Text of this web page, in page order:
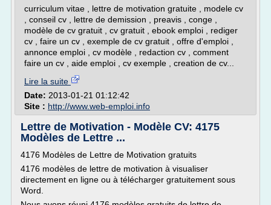
curriculum vitae , lettre de motivation gratuite , modele cv
, conseil cv , lettre de demission , preavis , conge ,
modèle de cv gratuit , cv gratuit , ebook emploi , rediger
cv , faire un cv , exemple de cv gratuit , offre d'emploi ,
annonce emploi , cv modèle , redaction cv , comment
faire un cv , aide emploi , cv exemple , creation de cv...
Lire la suite
Date: 2013-01-21 01:12:42
Site : http://www.web-emploi.info
Lettre de Motivation - Modèle CV: 4175
Modèles de Lettre ...
4176 Modèles de Lettre de Motivation gratuits
4176 modèles de lettre de motivation à visualiser
directement en ligne ou à télécharger gratuitement sous
Word.